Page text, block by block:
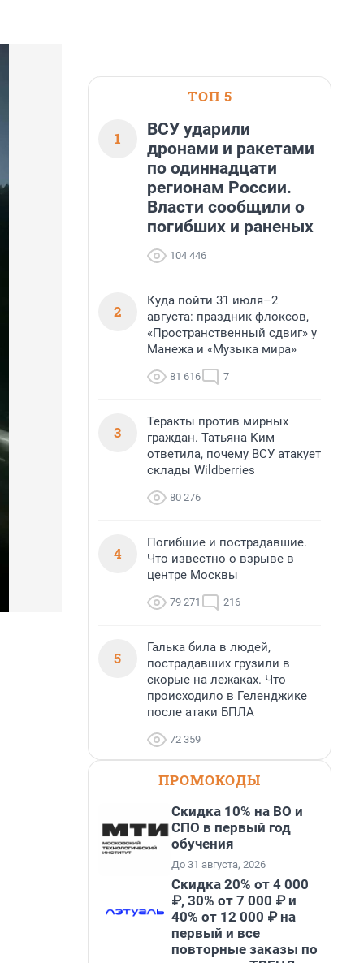
ТОП 5
1
ВСУ ударили
дронами и ракетами
по одиннадцати
регионам России.
Власти сообщили о
погибших и раненых
104 446
2
Куда пойти 31 июля–2
августа: праздник флоксов,
«Пространственный сдвиг» у
Манежа и «Музыка мира»
81 616 7
3
Теракты против мирных
граждан. Татьяна Ким
ответила, почему ВСУ атакует
склады Wildberries
80 276
4
Погибшие и пострадавшие.
Что известно о взрыве в
центре Москвы
79 271 216
5
Галька била в людей,
пострадавших грузили в
скорые на лежаках. Что
происходило в Геленджике
после атаки БПЛА
72 359
ПРОМОКОДЫ
Скидка 10% на ВО и
СПО в первый год
обучения
До 31 августа, 2026
Скидка 20% от 4 000
₽, 30% от 7 000 ₽ и
40% от 12 000 ₽ на
первый и все
повторные заказы по